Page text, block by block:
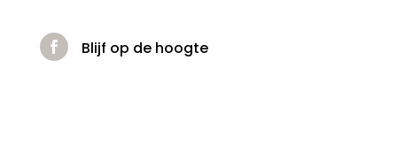
 Blijf op de hoogte